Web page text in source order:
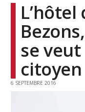
se
citoyen
6 SEPTEMBRE 2016